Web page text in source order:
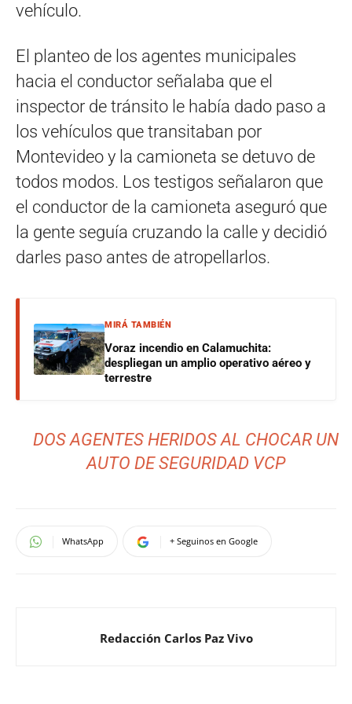
vehículo.
El planteo de los agentes municipales
hacia el conductor señalaba que el
inspector de tránsito le había dado paso a
los vehículos que transitaban por
Montevideo y la camioneta se detuvo de
todos modos. Los testigos señalaron que
el conductor de la camioneta aseguró que
la gente seguía cruzando la calle y decidió
darles paso antes de atropellarlos.
MIRÁ TAMBIÉN
Voraz incendio en Calamuchita:
despliegan un amplio operativo aéreo y
terrestre
DOS AGENTES HERIDOS AL CHOCAR UN
AUTO DE SEGURIDAD VCP
WhatsApp + Seguinos en Google
Redacción Carlos Paz Vivo